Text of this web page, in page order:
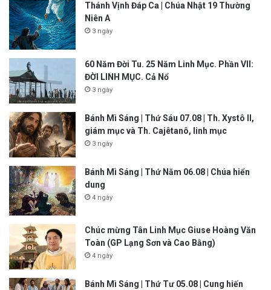
Thánh Vịnh Đáp Ca | Chúa Nhật 19 Thường
Niên A
3 ngày
60 Năm Đời Tu. 25 Năm Linh Mục. Phần VII:
ĐỜI LINH MỤC. Cả Nổ
3 ngày
Bánh Mì Sáng | Thứ Sáu 07.08 | Th. Xystô II,
giám mục và Th. Cajêtanô, linh mục
3 ngày
Bánh Mì Sáng | Thứ Năm 06.08 | Chúa hiển
dung
4 ngày
Chúc mừng Tân Linh Mục Giuse Hoàng Văn
Toàn (GP Lạng Sơn và Cao Bằng)
4 ngày
Bánh Mì Sáng | Thứ Tư 05.08 | Cung hiến